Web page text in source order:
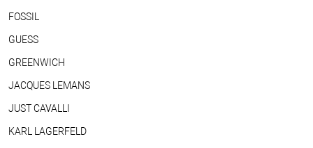
FOSSIL
GUESS
GREENWICH
JACQUES LEMANS
JUST CAVALLI
KARL LAGERFELD